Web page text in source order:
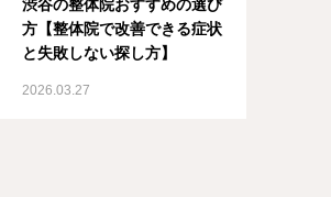
渋谷の整体院おすすめの選び
方【整体院で改善できる症状
と失敗しない探し方】
2026.03.27